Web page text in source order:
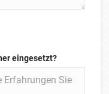
eingesetzt?